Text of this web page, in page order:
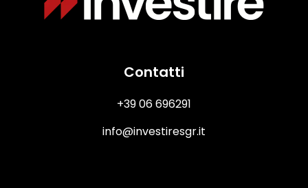
Contatti
+39 06 696291
info@investiresgr.it